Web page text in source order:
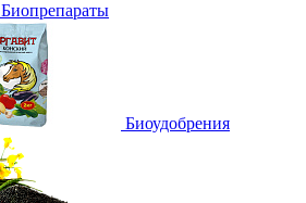
Биопрепараты
Биоудобрения